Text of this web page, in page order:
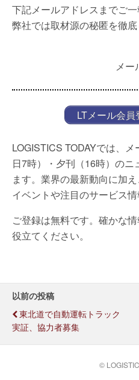
下記メールアドレスまでご一
弊社では取材源の秘匿を徹底
メー
LTメール会
LOGISTICS TODAYでは、
日7時）・夕刊（16時）の
ます。業界の最新動向に加
イベントや注目のサービス情
ご登録は無料です。確かな
役立てください。
以前の投稿
東北道で自動運転トラック
実証、協力者募集
©